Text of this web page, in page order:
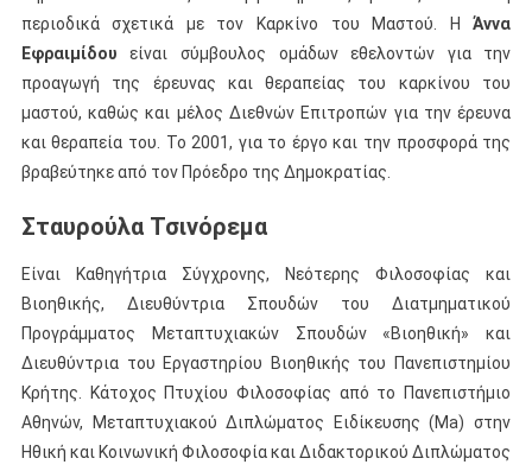
περιοδικά σχετικά με τον Καρκίνο του Μαστού. ΗΆννα
Εφραιμίδου είναι σύμβουλος ομάδων εθελοντών για την
προαγωγή της έρευνας και θεραπείας του καρκίνου του
μαστού, καθώς και μέλος Διεθνών Επιτροπών για την έρευνα
και θεραπεία του. Το 2001, για το έργο και την προσφορά της
βραβεύτηκε από τον Πρόεδρο της Δημοκρατίας.
Σταυρούλα Τσινόρεμα
Είναι Καθηγήτρια Σύγχρονης, Νεότερης Φιλοσοφίας και
Βιοηθικής, Διευθύντρια Σπουδών του Διατμηματικού
Προγράμματος Μεταπτυχιακών Σπουδών «Βιοηθική» και
Διευθύντρια του Εργαστηρίου Βιοηθικής του Πανεπιστημίου
Κρήτης. Κάτοχος Πτυχίου Φιλοσοφίας από το Πανεπιστήμιο
Αθηνών, Μεταπτυχιακού Διπλώματος Ειδίκευσης (Ma) στην
Ηθική και Κοινωνική Φιλοσοφία και Διδακτορικού Διπλώματος